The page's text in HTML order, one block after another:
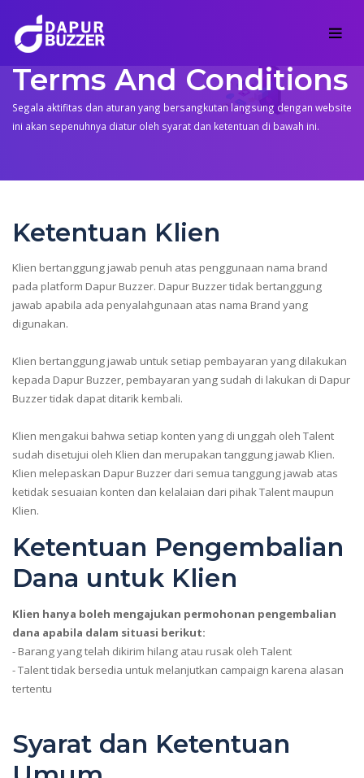
Terms And Conditions
Segala aktifitas dan aturan yang bersangkutan langsung dengan website
ini akan sepenuhnya diatur oleh syarat dan ketentuan di bawah ini.
Ketentuan Klien
Klien bertanggung jawab penuh atas penggunaan nama brand
pada platform Dapur Buzzer. Dapur Buzzer tidak bertanggung
jawab apabila ada penyalahgunaan atas nama Brand yang
digunakan.
Klien bertanggung jawab untuk setiap pembayaran yang dilakukan
kepada Dapur Buzzer, pembayaran yang sudah di lakukan di Dapur
Buzzer tidak dapat ditarik kembali.
Klien mengakui bahwa setiap konten yang di unggah oleh Talent
sudah disetujui oleh Klien dan merupakan tanggung jawab Klien.
Klien melepaskan Dapur Buzzer dari semua tanggung jawab atas
ketidak sesuaian konten dan kelalaian dari pihak Talent maupun
Klien.
Ketentuan Pengembalian
Dana untuk Klien
Klien hanya boleh mengajukan permohonan pengembalian
dana apabila dalam situasi berikut:
- Barang yang telah dikirim hilang atau rusak oleh Talent
- Talent tidak bersedia untuk melanjutkan campaign karena alasan
tertentu
Syarat dan Ketentuan